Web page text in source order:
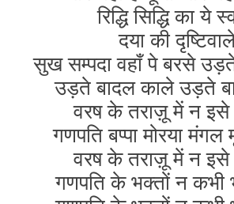
रिद्धि सिद्धि का ये
दया की
सुख सम्पदा वहाँ पे बरसे
उड़ते बादल काले उड़ते
वरष के तराज़ू में न इसे
गणपति बप्पा मोरया मंगल
वरष के तराज़ू में न इसे
गणपति के भक्तों न कभी